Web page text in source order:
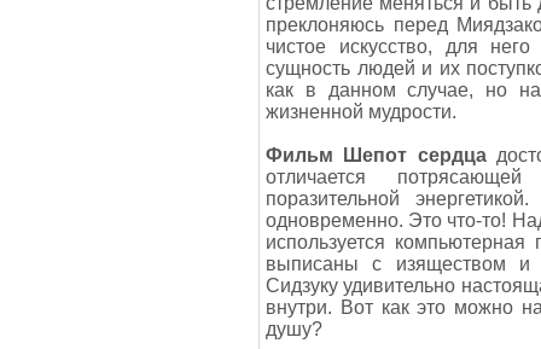
преклоняюсь перед
чистое искусство, для
сущность людей и их
как в данном случае, но
жизненной мудрости.
Фильм Шепот сердца
отличается
поразительной
одновременно. Это что-то!
используется
выписаны с изяществом и
Сидзуку удивительно
внутри. Вот как это можно
душу?